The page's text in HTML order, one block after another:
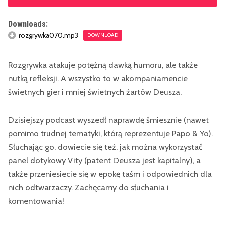
Downloads:
rozgrywka070.mp3 DOWNLOAD
Rozgrywka atakuje potężną dawką humoru, ale także
nutką refleksji. A wszystko to w akompaniamencie
świetnych gier i mniej świetnych żartów Deusza.
Dzisiejszy podcast wyszedł naprawdę śmiesznie (nawet
pomimo trudnej tematyki, którą reprezentuje Papo & Yo).
Słuchając go, dowiecie się też, jak można wykorzystać
panel dotykowy Vity (patent Deusza jest kapitalny), a
także przeniesiecie się w epokę taśm i odpowiednich dla
nich odtwarzaczy. Zachęcamy do słuchania i
komentowania!